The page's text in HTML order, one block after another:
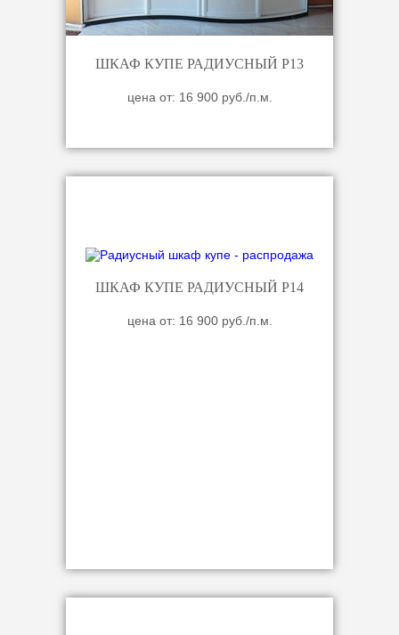
ШКАФ КУПЕ РАДИУСНЫЙ Р13
цена от: 16 900 руб./п.м.
ШКАФ КУПЕ РАДИУСНЫЙ Р14
цена от: 16 900 руб./п.м.